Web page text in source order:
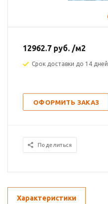
12962.7 руб. /м2
Срок доставки до 14 дней
ОФОРМИТЬ ЗАКАЗ
Поделиться
Характеристики